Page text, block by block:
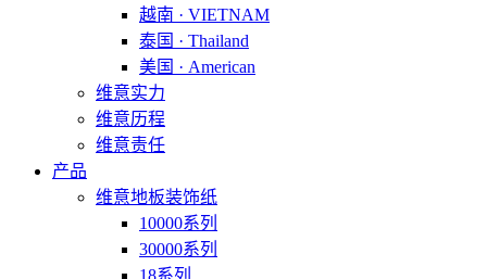
越南 · VIETNAM
泰国 · Thailand
美国 · American
维意实力
维意历程
维意责任
产品
维意地板装饰纸
10000系列
30000系列
18系列